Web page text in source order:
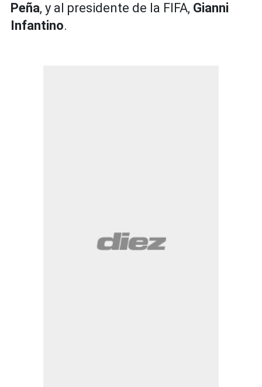
Peña, y al presidente de la FIFA, Gianni
Infantino.